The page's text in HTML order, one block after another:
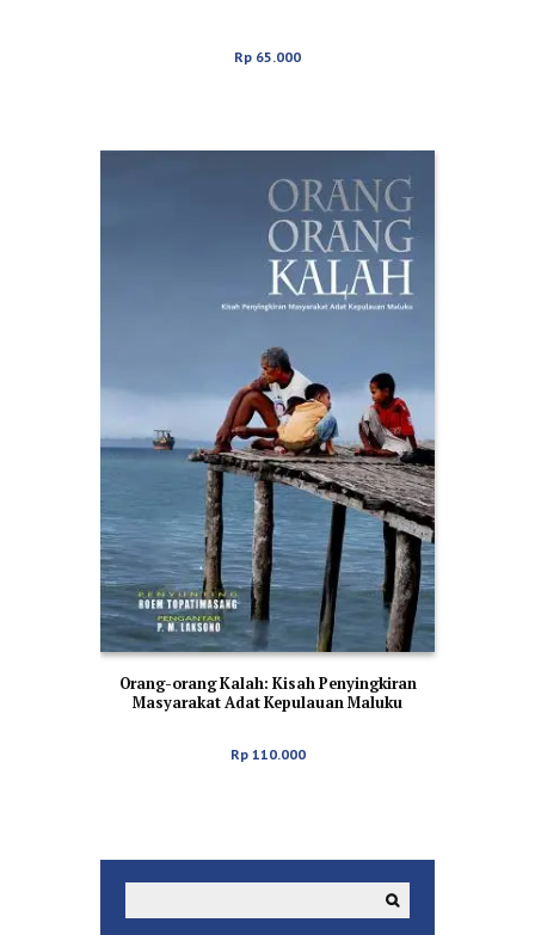
Rp 65.000
Orang-orang Kalah: Kisah Penyingkiran
Masyarakat Adat Kepulauan Maluku
Rp110.000